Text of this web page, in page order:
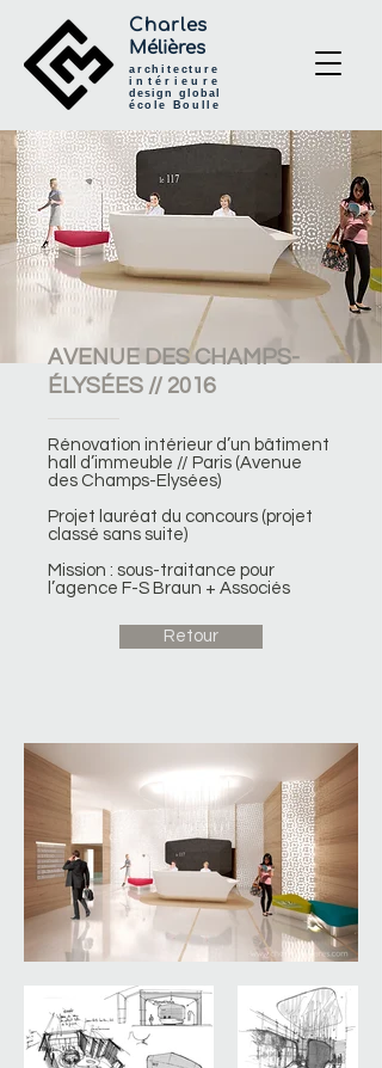
Charles
Mélières
architecture
intérieure
design global
école Boulle
AVENUE DES CHAMPS-
ÉLYSÉES // 2016
Rénovation intérieur d’un bâtiment
hall d’immeuble // Paris (Avenue
des Champs-Elysées)
Projet lauréat du concours (projet
classé sans suite)
Mission : sous-traitance pour
l’agence F-S Braun + Associés
Retour